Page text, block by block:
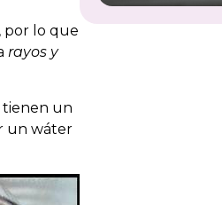
por lo que
rayos y
tienen un
un wáter